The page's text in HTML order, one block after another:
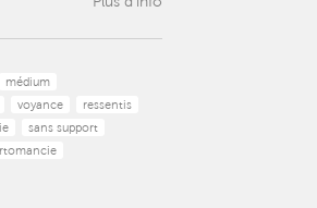
médium
voyance
ressentis
sans support